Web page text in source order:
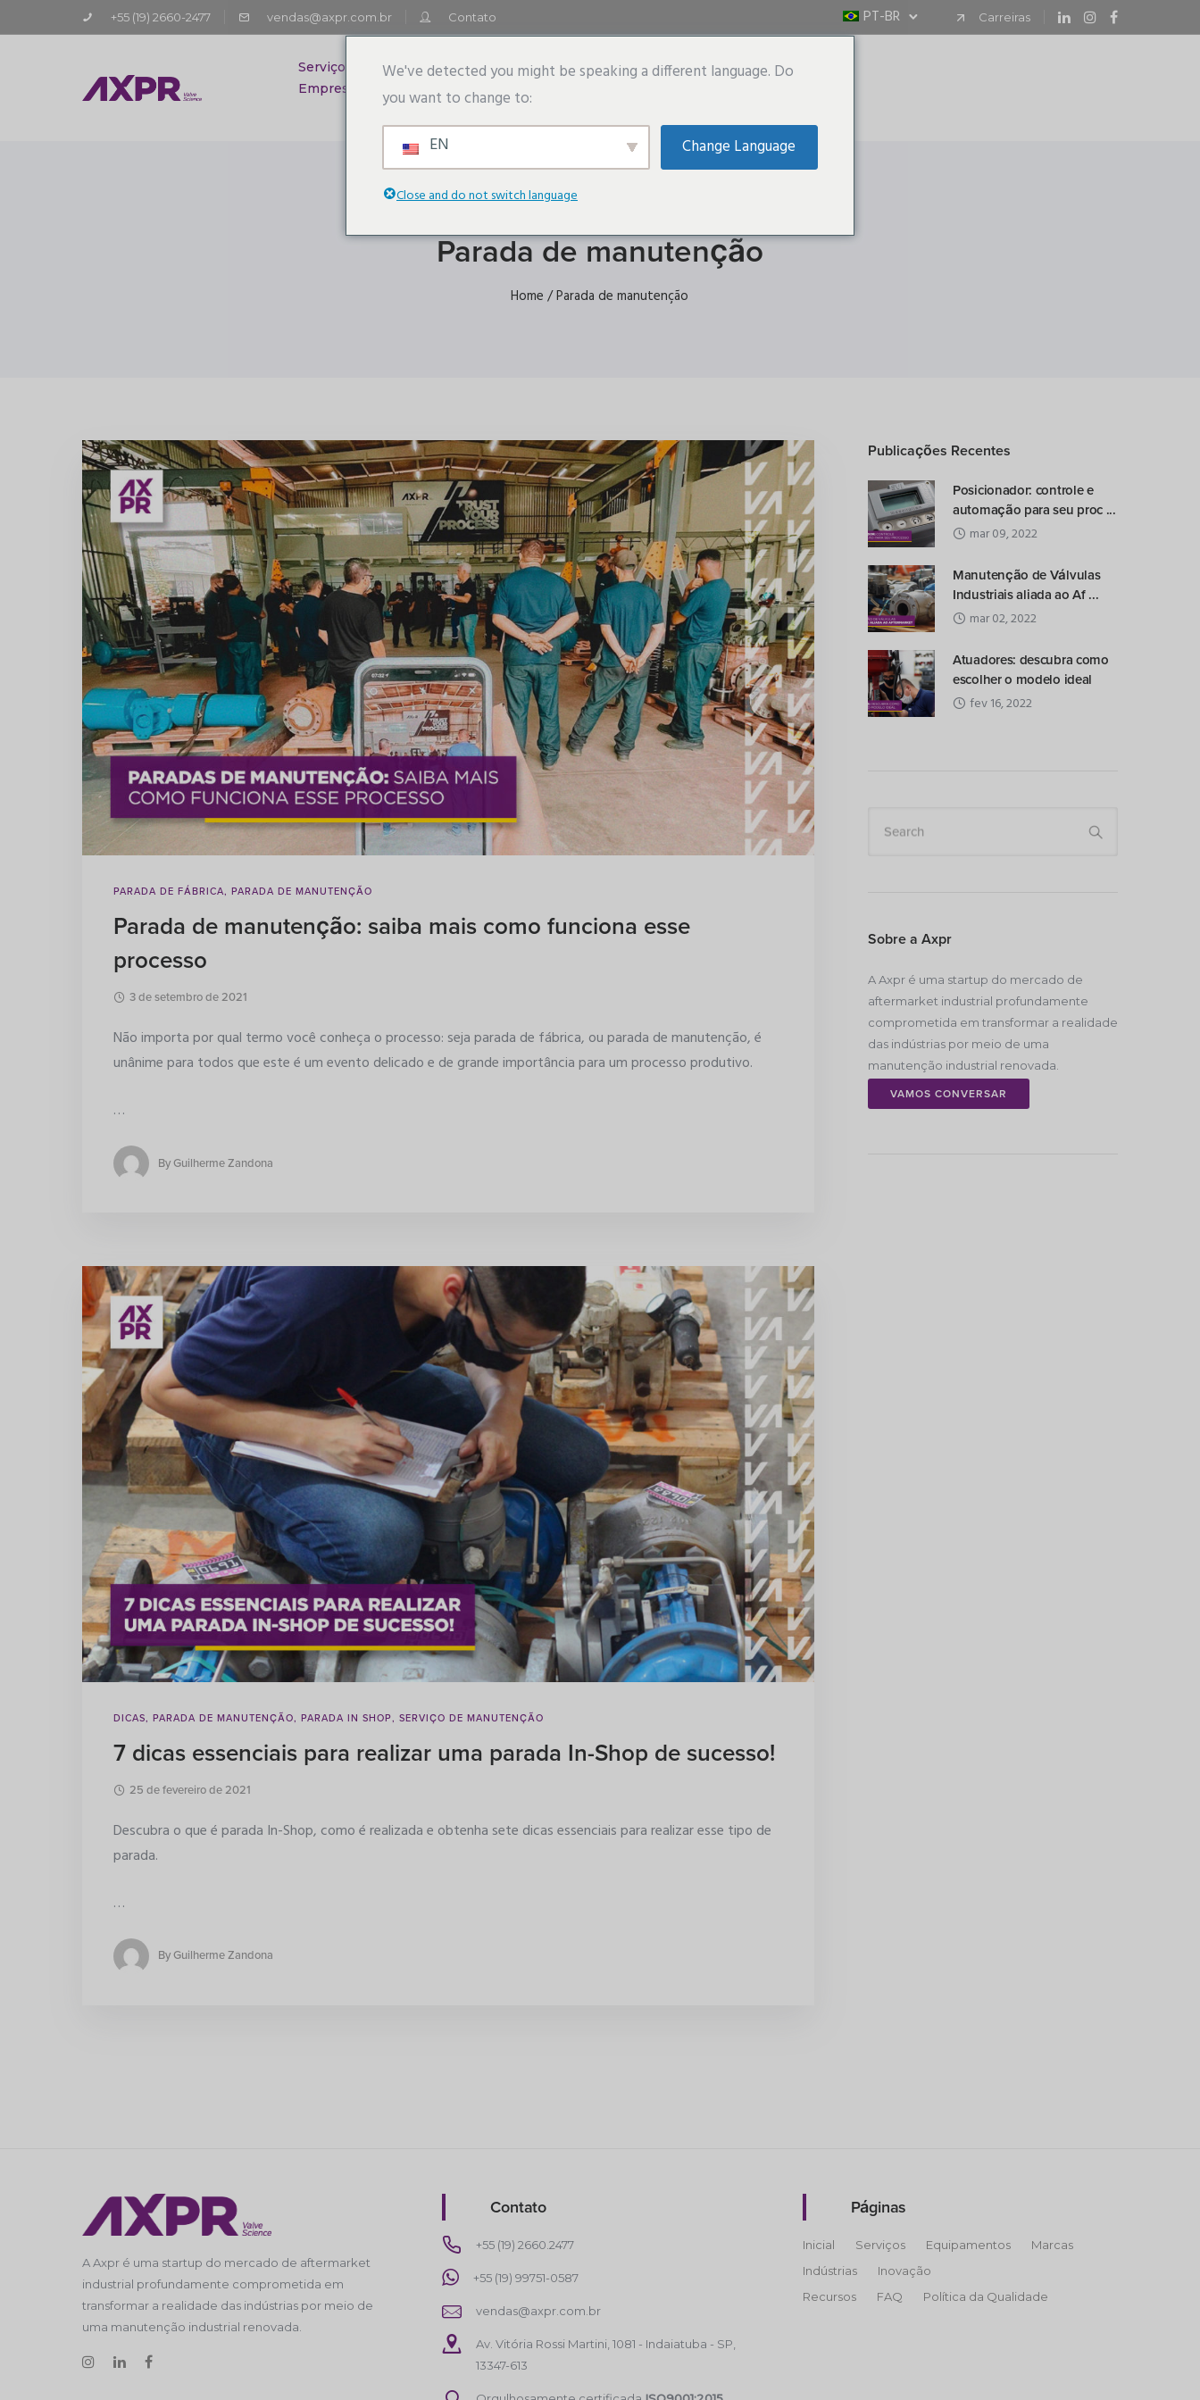
+55 (19) 2660-2477 vendas@axpr.com.br Contato PT-BR Carreiras
Serviços Equipamentos Marcas Inovação
Recursos
Empresa
Parada de manutenção
Home / Parada de manutenção
PARADA DE FÁBRICA, PARADA DE MANUTENÇÃO
Parada de manutenção: saiba mais como funciona esse
processo
3 de setembro de 2021
Não importa por qual termo você conheça o processo: seja parada de fábrica, ou parada de manutenção, é
unânime para todos que este é um evento delicado e de grande importância para um processo produtivo.
…
ByGuilherme Zandona
DICAS, PARADA DE MANUTENÇÃO, PARADA IN SHOP, SERVIÇO DE MANUTENÇÃO
7 dicas essenciais para realizar uma parada In-Shop de sucesso!
25 de fevereiro de 2021
Descubra o que é parada In-Shop, como é realizada e obtenha sete dicas essenciais para realizar esse tipo de
parada.
…
ByGuilherme Zandona
Publicações Recentes
Posicionador: controle e
automação para seu proc ...
mar 09, 2022
Manutenção de Válvulas
Industriais aliada ao Af ...
mar 02, 2022
Atuadores: descubra como
escolher o modelo ideal
fev 16, 2022
Search
Sobre a Axpr
A Axpr é uma startup do mercado de
aftermarket industrial profundamente
comprometida em transformar a realidade
das indústrias por meio de uma
manutenção industrial renovada.
VAMOS CONVERSAR
A Axpr é uma startup do mercado de aftermarket
industrial profundamente comprometida em
transformar a realidade das indústrias por meio de
uma manutenção industrial renovada.
Contato
+55 (19) 2660.2477
+55 (19) 99751-0587
vendas@axpr.com.br
Av. Vitória Rossi Martini, 1081 - Indaiatuba - SP,
13347-613
Páginas
Inicial Serviços Equipamentos
Marcas
Indústrias
Inovação
Recursos
FAQ Política da Qualidade
We've detected you might be speaking a different language. Do
you want to change to:
EN Change Language
Close and do not switch language